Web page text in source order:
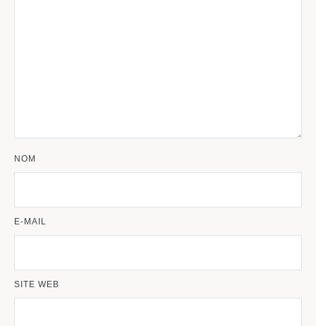
NOM
E-MAIL
SITE WEB